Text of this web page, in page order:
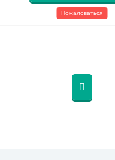
Пожаловаться